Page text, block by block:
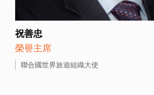
祝善忠
榮譽主席
聯合國世界旅遊組織大使